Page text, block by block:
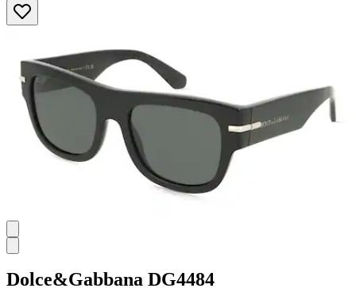
Dolce&Gabbana DG4484